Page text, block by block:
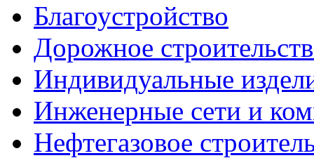
Благоустройство
Дорожное
Индивидуальные
Инженерные сети и
Нефтегазовое